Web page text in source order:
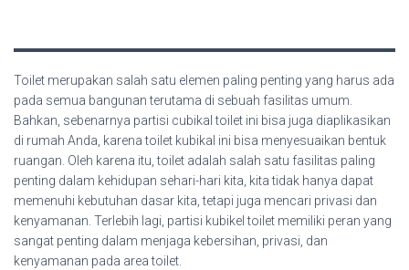
Toilet merupakan salah satu elemen paling penting yang harus ada
pada semua bangunan terutama di sebuah fasilitas umum.
Bahkan, sebenarnya partisi cubikal toilet ini bisa juga diaplikasikan
di rumah Anda, karena toilet kubikal ini bisa menyesuaikan bentuk
ruangan. Oleh karena itu, toilet adalah salah satu fasilitas paling
penting dalam kehidupan sehari-hari kita, kita tidak hanya dapat
memenuhi kebutuhan dasar kita, tetapi juga mencari privasi dan
kenyamanan. Terlebih lagi, partisi kubikel toilet memiliki peran yang
sangat penting dalam menjaga kebersihan, privasi, dan
kenyamanan pada area toilet.